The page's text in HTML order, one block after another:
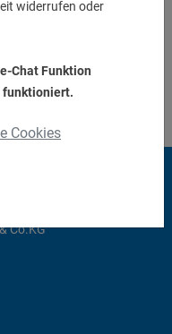
widerrufen oder
Chat Funktion
funktioniert.
Cookies
Co.KG